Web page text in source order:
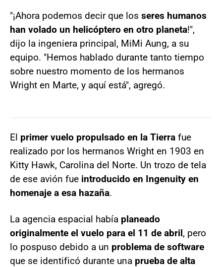
"¡Ahora podemos decir que los seres humanos
han volado un helicóptero en otro planeta!",
dijo la ingeniera principal, MiMi Aung, a su
equipo. "Hemos hablado durante tanto tiempo
sobre nuestro momento de los hermanos
Wright en Marte, y aquí está", agregó.
El primer vuelo propulsado en la Tierra fue
realizado por los hermanos Wright en 1903 en
Kitty Hawk, Carolina del Norte. Un trozo de tela
de ese avión fue introducido en Ingenuity en
homenaje a esa hazaña.
La agencia espacial había planeado
originalmente el vuelo para el 11 de abril, pero
lo pospuso debido a un problema de software
que se identificó durante una prueba de alta